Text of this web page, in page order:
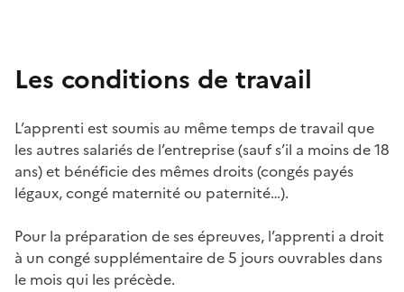
Les conditions de travail
L’apprenti est soumis au mêmetemps de travail que
les autressalariésde l’entreprise(saufs’il a moinsde 18
ans) et bénéficiedes mêmesdroits(congés payés
légaux,congé maternitéou paternité…).
Pour la préparation desesépreuves, l’apprenti a droit
à un congésupplémentairede 5 joursouvrablesdans
le moisqui les précède.